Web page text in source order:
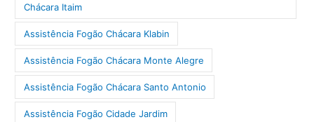
Chácara Itaim
Assistência Fogão Chácara Klabin
Assistência Fogão Chácara Monte Alegre
Assistência Fogão Chácara Santo Antonio
Assistência Fogão Cidade Jardim